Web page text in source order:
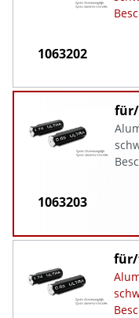
1063202
für/
1063203
für/